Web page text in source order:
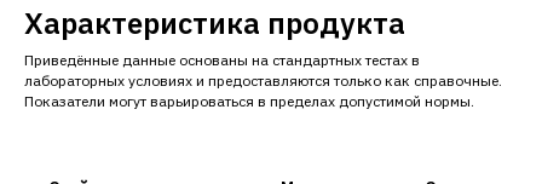
Характеристика продукта
Приведённые данные основаны на стандартных тестах в
лабораторных условиях и предоставляются только как справочные.
Показатели могут варьироваться в пределах допустимой нормы.